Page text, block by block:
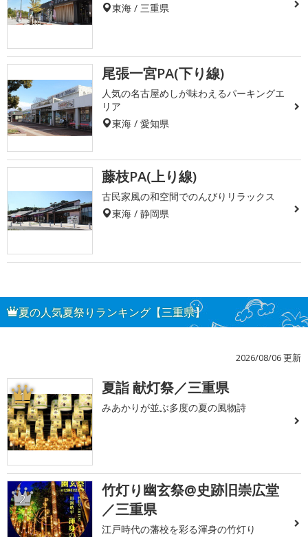
東海 / 三重県
尾張一宮PA(下り線)
人気の名古屋めしが味わえるパーキングエ
リア
東海 / 愛知県
藤枝PA(上り線)
古民家風の和空間でのんびりリラックス
東海 / 静岡県
夏の人気夏祭りランキング【三重県】
2026/08/06 更新
1 夏詣 献灯祭／三重県
みあかりが並ぶ多度の夏の風物詩
2
竹灯り幽玄祭@史跡旧崇広堂
／三重県
江戸時代の藩校を彩る渾身の竹灯り